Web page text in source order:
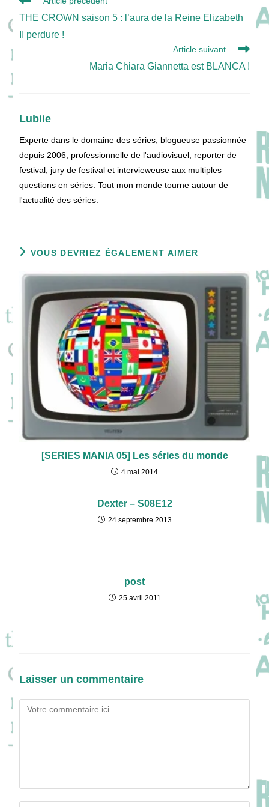
articles
THE CROWN saison 5 : l’aura de la Reine Elizabeth
II perdure !
Article suivant
Maria Chiara Giannetta est BLANCA !
Lubiie
Experte dans le domaine des séries, blogueuse passionnée
depuis 2006, professionnelle de l'audiovisuel, reporter de
festival, jury de festival et intervieweuse aux multiples
questions en séries. Tout mon monde tourne autour de
l'actualité des séries.
VOUS DEVRIEZ ÉGALEMENT AIMER
[SERIES MANIA 05] Les séries du monde
4 mai 2014
Dexter – S08E12
24 septembre 2013
post
25 avril 2011
Laisser un commentaire
Comment